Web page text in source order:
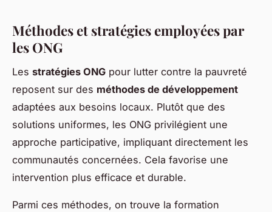
Méthodes et stratégies employées par
les ONG
Les stratégies ONG pour lutter contre la pauvreté
reposent sur des méthodes de développement
adaptées aux besoins locaux. Plutôt que des
solutions uniformes, les ONG privilégient une
approche participative, impliquant directement les
communautés concernées. Cela favorise une
intervention plus efficace et durable.
Parmi ces méthodes, on trouve la formation